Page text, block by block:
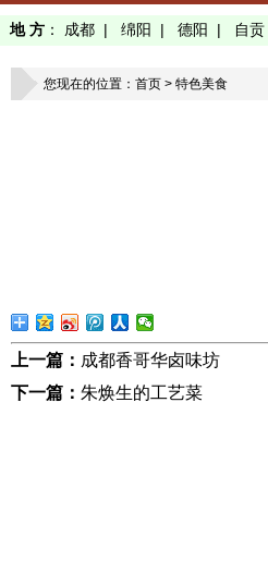
地 方 ： 成都 | 绵阳 | 德阳 | 自贡
您现在的位置： 首页 > 特色美食
上一篇： 成都香哥华卤味坊
下一篇： 朱焕生的工艺菜